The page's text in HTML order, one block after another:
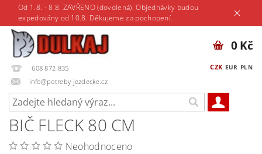
Od 1.8. - 8.8. ZAVŘENO (dovolená). Objednávky budou
expedovány od 10.8. Děkujeme za pochopení.
608 872 835
info@potreby-jezdecke.cz
CZK EUR PLN
0 Kč
BIČ FLECK 80 CM
Neohodnoceno